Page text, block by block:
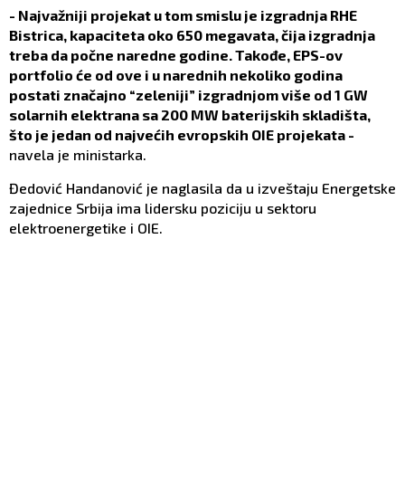
- Najvažniji projekat u tom smislu je izgradnja RHE
Bistrica, kapaciteta oko 650 megavata, čija izgradnja
treba da počne naredne godine. Takođe, EPS-ov
portfolio će od ove i u narednih nekoliko godina
postati značajno “zeleniji” izgradnjom više od 1 GW
solarnih elektrana sa 200 MW baterijskih skladišta,
što je jedan od najvećih evropskih OIE projekata -
navela je ministarka.
Đedović Handanović je naglasila da u izveštaju Energetske
zajednice Srbija ima lidersku poziciju u sektoru
elektroenergetike i OIE.